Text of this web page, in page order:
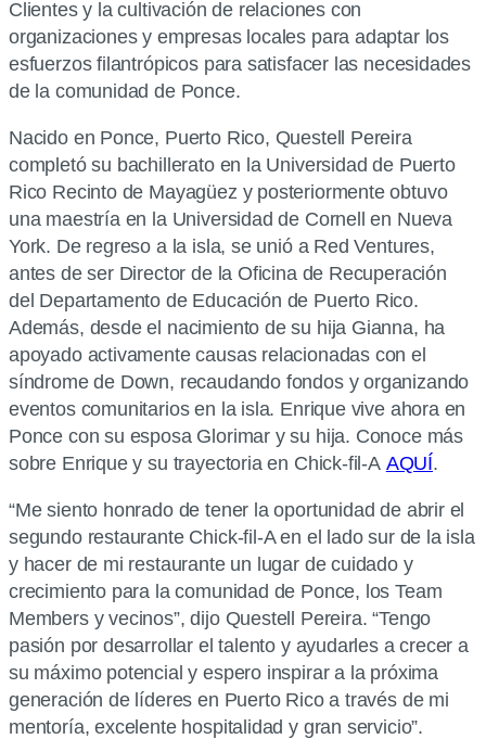
Clientes y la cultivación de relaciones con
organizaciones y empresas locales para adaptar los
esfuerzos filantrópicos para satisfacer las necesidades
de la comunidad de Ponce.
Nacido en Ponce, Puerto Rico, Questell Pereira
completó su bachillerato en la Universidad de Puerto
Rico Recinto de Mayagüez y posteriormente obtuvo
una maestría en la Universidad de Cornell en Nueva
York. De regreso a la isla, se unió a Red Ventures,
antes de ser Director de la Oficina de Recuperación
del Departamento de Educación de Puerto Rico.
Además, desde el nacimiento de su hija Gianna, ha
apoyado activamente causas relacionadas con el
síndrome de Down, recaudando fondos y organizando
eventos comunitarios en la isla. Enrique vive ahora en
Ponce con su esposa Glorimar y su hija. Conoce más
sobre Enrique y su trayectoria en Chick-fil-A AQUÍ.
“Me siento honrado de tener la oportunidad de abrir el
segundo restaurante Chick-fil-A en el lado sur de la isla
y hacer de mi restaurante un lugar de cuidado y
crecimiento para la comunidad de Ponce, los Team
Members y vecinos”, dijo Questell Pereira. “Tengo
pasión por desarrollar el talento y ayudarles a crecer a
su máximo potencial y espero inspirar a la próxima
generación de líderes en Puerto Rico a través de mi
mentoría, excelente hospitalidad y gran servicio”.